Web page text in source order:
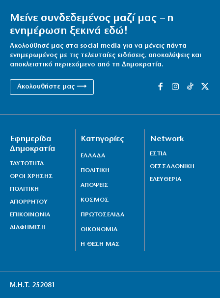
Μείνε συνδεδεμένος μαζί μας – η
ενημέρωση ξεκινά εδώ!
Ακολούθησέ μας στα social media για να μένεις πάντα
ενημερωμένος με τις τελευταίες ειδήσεις, αποκαλύψεις και
αποκλειστικό περιεχόμενο από τη Δημοκρατία.
Ακολουθήστε μας ⟶
Εφημερίδα
Δημοκρατία
ΤΑΥΤΟΤΗΤΑ
ΟΡΟΙ ΧΡΗΣΗΣ
ΠΟΛΙΤΙΚΗ
ΑΠΟΡΡΗΤΟΥ
ΕΠΙΚΟΙΝΩΝΙΑ
ΔΙΑΦΗΜΙΣΗ
Κατηγορίες
ΕΛΛΑΔΑ
ΠΟΛΙΤΙΚΗ
ΑΠΟΨΕΙΣ
ΚΟΣΜΟΣ
ΠΡΩΤΟΣΕΛΙΔΑ
ΟΙΚΟΝΟΜΙΑ
Η ΘΕΣΗ ΜΑΣ
Network
ΕΣΤΙΑ
ΘΕΣΣΑΛΟΝΙΚΗ
ΕΛΕΥΘΕΡΙΑ
Μ.Η.Τ. 252081